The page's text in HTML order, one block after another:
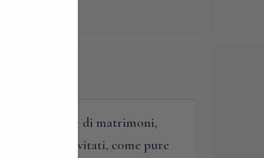
in occasione di matrimoni,
degli invitati, come pure